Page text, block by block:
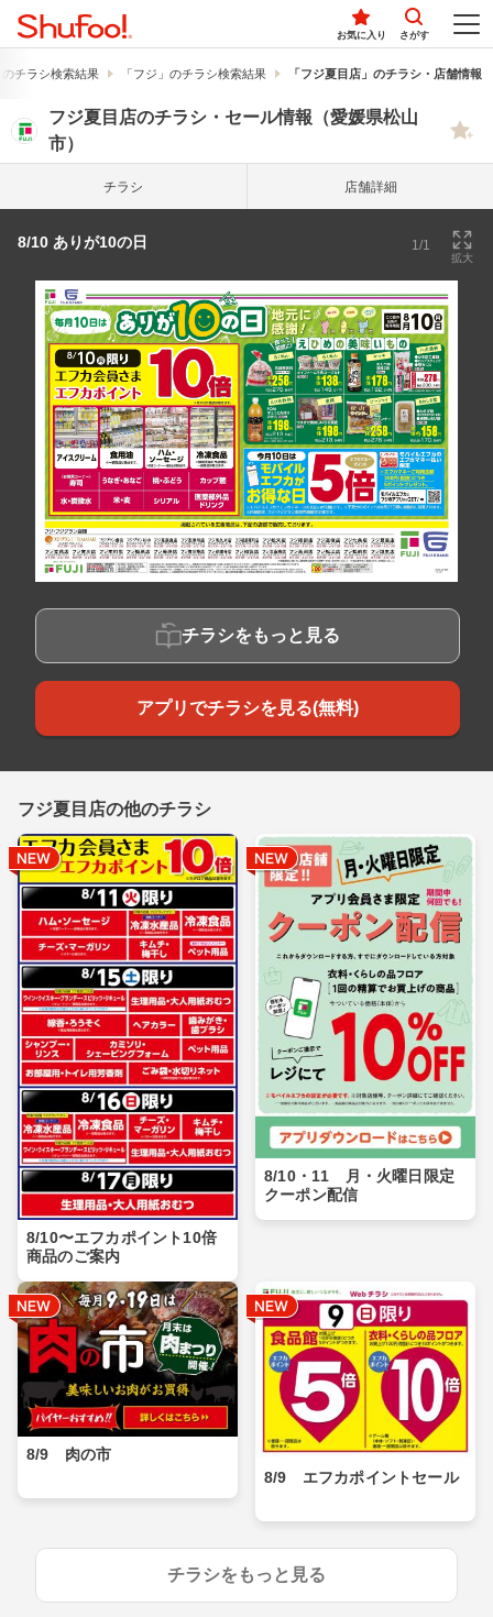
お気に入り さがす
チラシ検索結果 「フジ」のチラシ検索結果 「フジ夏目店」のチラシ・店舗情報
フジ夏目店のチラシ・セール情報（愛媛県松山
市）
チラシ 店舗詳細
8/10 ありが10の日 1/1
拡大
チラシをもっと見る
アプリでチラシを見る(無料)
フジ夏目店の他のチラシ
8/10〜エフカポイント10倍
商品のご案内
8/10・11 月・火曜日限定
クーポン配信
8/9 肉の市
8/9 エフカポイントセール
チラシをもっと見る